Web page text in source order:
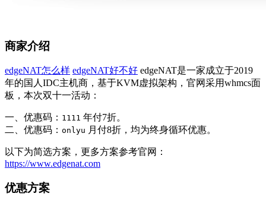
商家介绍
edgeNAT怎么样 edgeNAT好不好 edgeNAT是一家成立于2019
年的国人IDC主机商，基于KVM虚拟架构，官网采用whmcs面
板，本次双十一活动：
一、优惠码： 1111 年付7折。
二、优惠码： onlyu 月付8折，均为终身循环优惠。
以下为简选方案，更多方案参考官网：
https://www.edgenat.com
优惠方案